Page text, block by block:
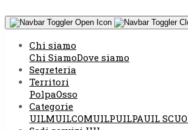
Chi siamo
Chi SiamoDove siamo
Segreteria
Territori
PolpaOsso
Categorie
UILMUILCOMUILPUILPAUIL